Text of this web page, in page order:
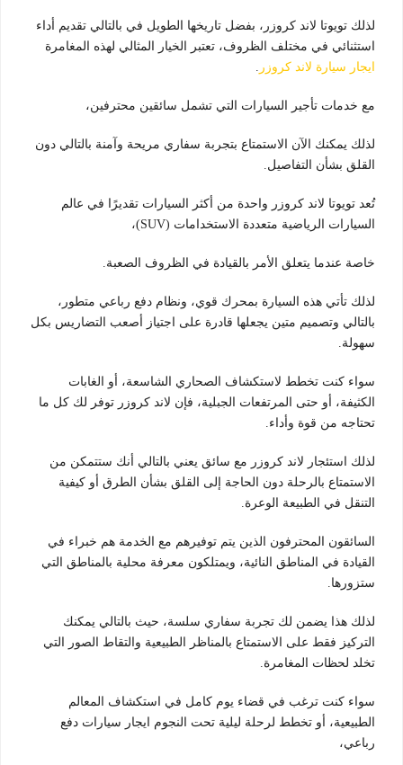
لذلك تويوتا لاند كروزر، بفضل تاريخها الطويل في بالتالي تقديم أداء
استثنائي في مختلف الظروف، تعتبر الخيار المثالي لهذه المغامرة
ايجار سيارة لاند كروزر .
مع خدمات تأجير السيارات التي تشمل سائقين محترفين،
لذلك يمكنك الآن الاستمتاع بتجربة سفاري مريحة وآمنة بالتالي دون
القلق بشأن التفاصيل.
تُعد تويوتا لاند كروزر واحدة من أكثر السيارات تقديرًا في عالم
السيارات الرياضية متعددة الاستخدامات (SUV)،
خاصة عندما يتعلق الأمر بالقيادة في الظروف الصعبة.
لذلك تأتي هذه السيارة بمحرك قوي، ونظام دفع رباعي متطور،
بالتالي وتصميم متين يجعلها قادرة على اجتياز أصعب التضاريس بكل
سهولة.
سواء كنت تخطط لاستكشاف الصحاري الشاسعة، أو الغابات
الكثيفة، أو حتى المرتفعات الجبلية، فإن لاند كروزر توفر لك كل ما
تحتاجه من قوة وأداء.
لذلك استئجار لاند كروزر مع سائق يعني بالتالي أنك ستتمكن من
الاستمتاع بالرحلة دون الحاجة إلى القلق بشأن الطرق أو كيفية
التنقل في الطبيعة الوعرة.
السائقون المحترفون الذين يتم توفيرهم مع الخدمة هم خبراء في
القيادة في المناطق النائية، ويمتلكون معرفة محلية بالمناطق التي
ستزورها.
لذلك هذا يضمن لك تجربة سفاري سلسة، حيث بالتالي يمكنك
التركيز فقط على الاستمتاع بالمناظر الطبيعية والتقاط الصور التي
تخلد لحظات المغامرة.
سواء كنت ترغب في قضاء يوم كامل في استكشاف المعالم
الطبيعية، أو تخطط لرحلة ليلية تحت النجوم ايجار سيارات دفع
رباعي،